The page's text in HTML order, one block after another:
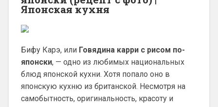
Японская кухня
Бифу Карэ, или Говядина карри с рисом по-
японски, — одно из любимых национальных
блюд японской кухни. Хотя попало оно в
японскую кухню из британской. Несмотря на
самобытность, оригинальность, красоту и